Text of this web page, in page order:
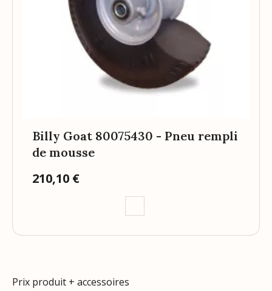
Billy Goat 80075430 - Pneu rempli
de mousse
Prix
210,10 €
Prix produit + accessoires